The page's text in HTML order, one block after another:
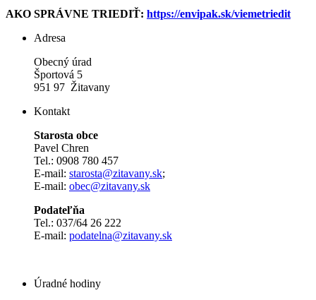
AKO SPRÁVNE TRIEDIŤ: https://envipak.sk/viemetriedit
Adresa
Obecný úrad
Športová 5
951 97 Žitavany
Kontakt
Starosta obce
Pavel Chren
Tel.: 0908 780 457
E-mail: starosta@zitavany.sk;
E-mail: obec@zitavany.sk
Podateľňa
Tel.: 037/64 26 222
E-mail: podatelna@zitavany.sk
Úradné hodiny